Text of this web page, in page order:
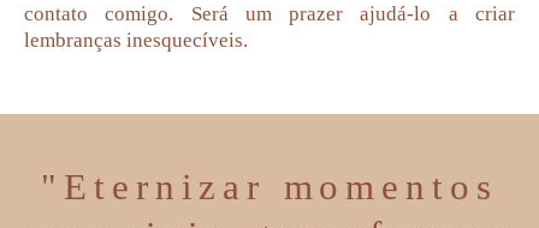
contato comigo. Será um prazer ajudá-lo a criar
lembranças inesquecíveis.
"Eternizar momentos